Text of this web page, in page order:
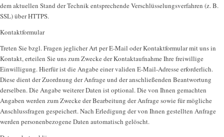
dem aktuellen Stand der Technik entsprechende Verschlüsselungsverfahren (z. B.
SSL) über HTTPS.
Kontaktformular
Treten Sie bzgl. Fragen jeglicher Art per E-Mail oder Kontaktformular mit uns in
Kontakt, erteilen Sie uns zum Zwecke der Kontaktaufnahme Ihre freiwillige
Einwilligung. Hierfür ist die Angabe einer validen E-Mail-Adresse erforderlich.
Diese dient der Zuordnung der Anfrage und der anschließenden Beantwortung
derselben. Die Angabe weiterer Daten ist optional. Die von Ihnen gemachten
Angaben werden zum Zwecke der Bearbeitung der Anfrage sowie für mögliche
Anschlussfragen gespeichert. Nach Erledigung der von Ihnen gestellten Anfrage
werden personenbezogene Daten automatisch gelöscht.